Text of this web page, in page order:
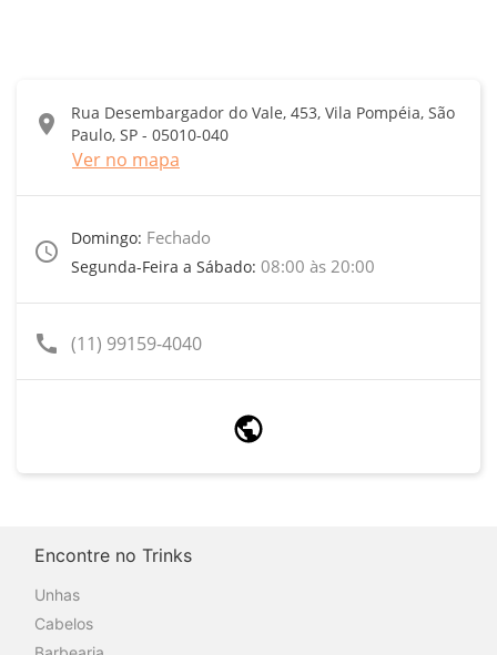
location_on
Rua Desembargador do Vale, 453, Vila Pompéia, São
Paulo, SP - 05010-040
Ver no mapa
access_time
Domingo: Fechado
Segunda-Feira a Sábado: 08:00 às 20:00
call (11) 99159-4040
Encontre no Trinks
Unhas
Cabelos